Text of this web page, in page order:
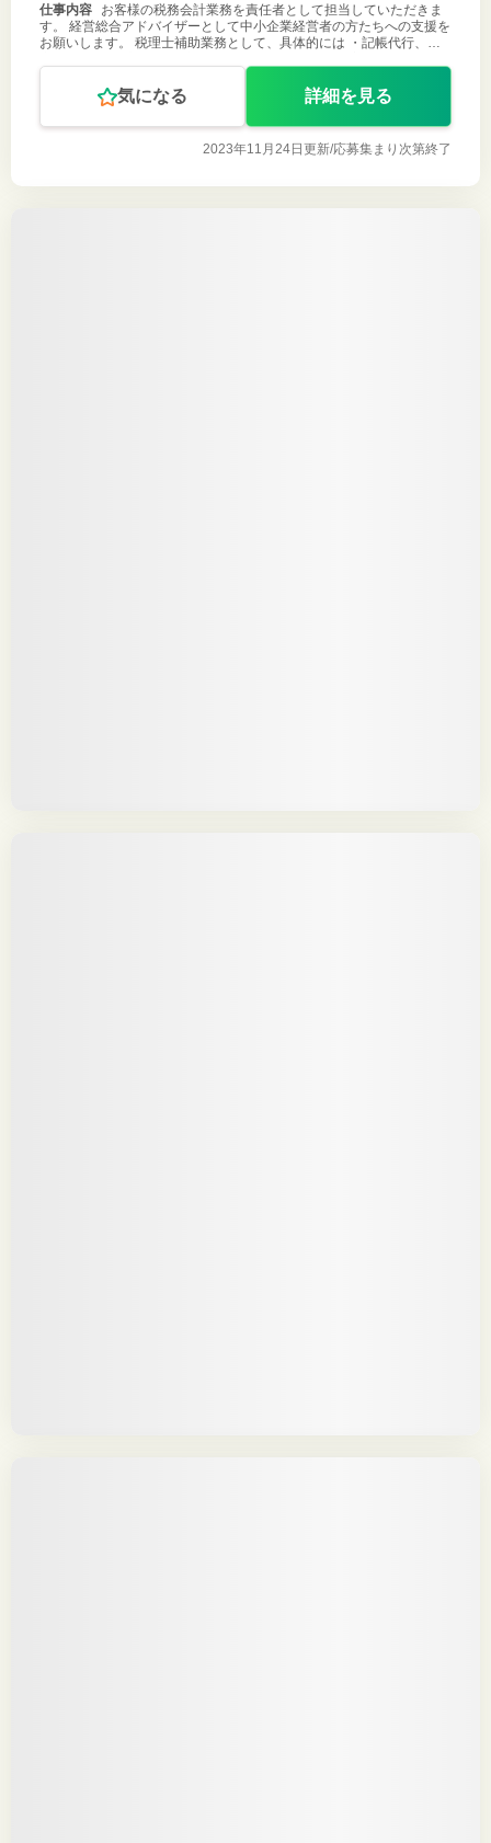
仕事内容
お客様の税務会計業務を責任者として担当していただきま
す。 経営総合アドバイザーとして中小企業経営者の方たちへの支援を
お願いします。 税理士補助業務として、具体的には ・記帳代行、確
気になる 詳細を見る
2023年11月24日更新/応募集まり次第終了